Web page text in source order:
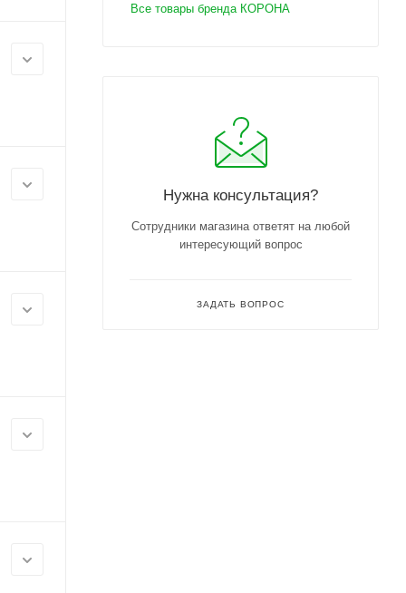
Все товары бренда КОРОНА
Нужна консультация?
Сотрудники магазина ответят на любой
интересующий вопрос
ЗАДАТЬ ВОПРОС